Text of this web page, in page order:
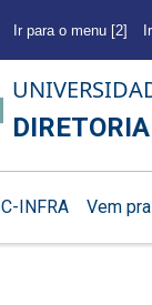
Ir para o menu [2]
C-INFRA Vem